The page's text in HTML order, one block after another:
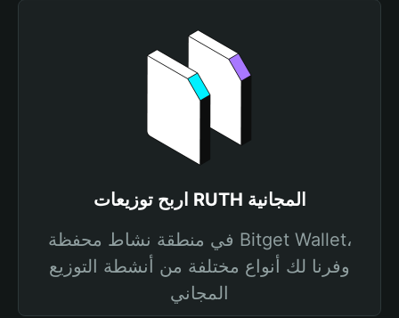
اربح توزيعات RUTH المجانية
في منطقة نشاط محفظة Bitget Wallet،
وفرنا لك أنواع مختلفة من أنشطة التوزيع
المجاني